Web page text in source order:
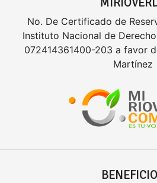
No. De Certificado de
Instituto Nacional de
072414361400-203 a favor
Martínez